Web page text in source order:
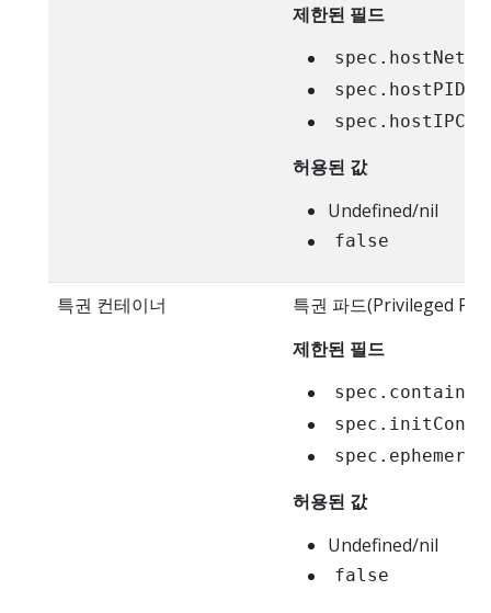
제한된 필드
spec.hostPID
spec.hostIPC
허용된 값
Undefined/nil
false
특권 컨테이너
특권 파드(Privileged
제한된 필드
허용된 값
Undefined/nil
false